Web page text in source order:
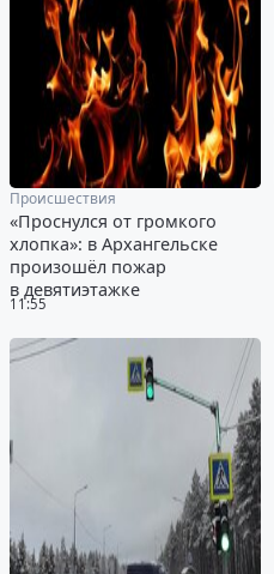
11:55
Происшествия
«Проснулся от громкого
хлопка»: в Архангельске
произошёл пожар
в девятиэтажке